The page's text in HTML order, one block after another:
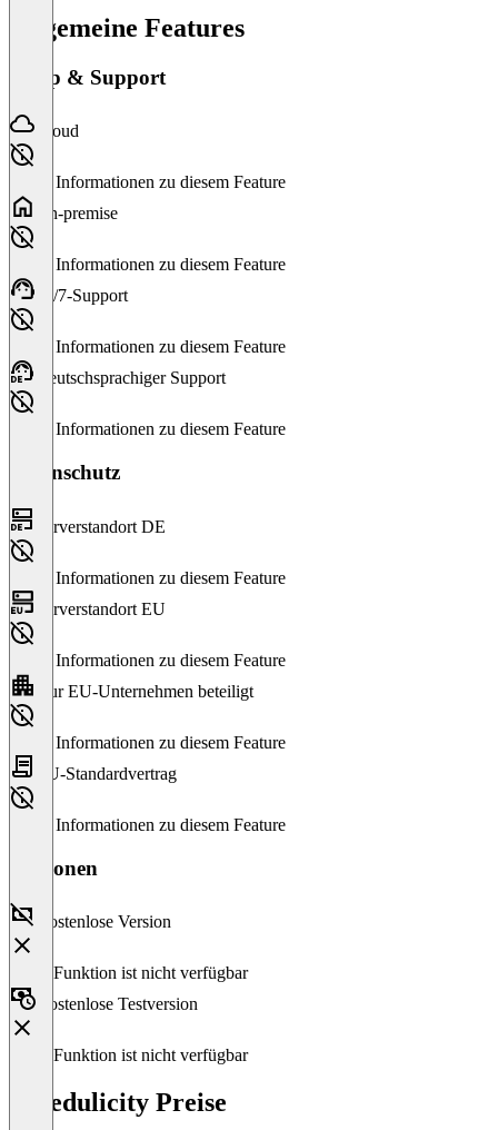
Allgemeine Features
Setup & Support
Cloud
Keine Informationen zu diesem Feature
On-premise
Keine Informationen zu diesem Feature
24/7-Support
Keine Informationen zu diesem Feature
Deutschsprachiger Support
Keine Informationen zu diesem Feature
Datenschutz
Serverstandort DE
Keine Informationen zu diesem Feature
Serverstandort EU
Keine Informationen zu diesem Feature
Nur EU-Unternehmen beteiligt
Keine Informationen zu diesem Feature
EU-Standardvertrag
Keine Informationen zu diesem Feature
Versionen
Kostenlose Version
Diese Funktion ist nicht verfügbar
Kostenlose Testversion
Diese Funktion ist nicht verfügbar
Schedulicity Preise